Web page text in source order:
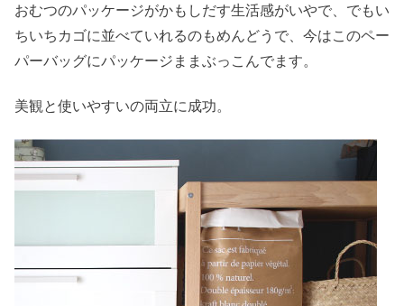
おむつのパッケージがかもしだす生活感がいやで、でもい
ちいちカゴに並べていれるのもめんどうで、今はこのペー
パーバッグにパッケージままぶっこんでます。
美観と使いやすいの両立に成功。